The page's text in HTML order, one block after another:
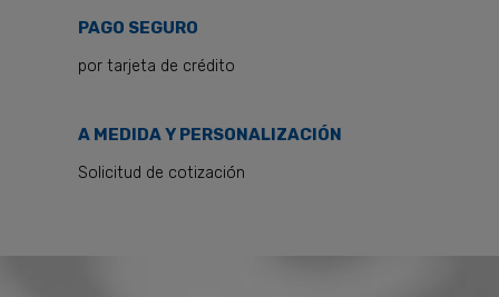
PAGO SEGURO
por tarjeta de crédito
A MEDIDA Y PERSONALIZACIÓN
Solicitud de cotización